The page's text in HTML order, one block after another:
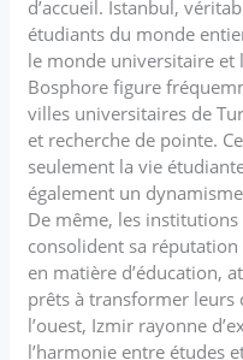
d’accueil. Istanbul,
étudiants du monde
le monde universitaire et
Bosphore figure
villes universitaires de
et recherche de pointe.
seulement la vie
également un
De même, les institutions
consolident sa
en matière d’éducation,
prêts à transformer leurs
l’ouest, Izmir rayonne
l’harmonie entre études